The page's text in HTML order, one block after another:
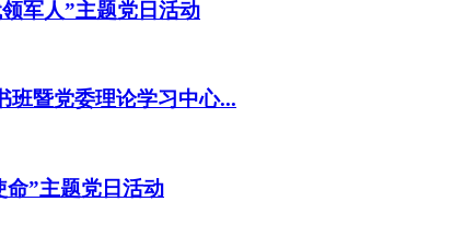
军人”主题党日活动
班暨党委理论学习中心...
”主题党日活动